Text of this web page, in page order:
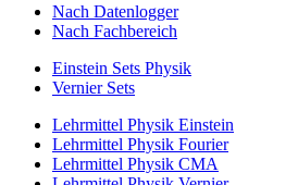
Nach Datenlogger
Nach Fachbereich
Einstein Sets Physik
Vernier Sets
Lehrmittel Physik Einstein
Lehrmittel Physik Fourier
Lehrmittel Physik CMA